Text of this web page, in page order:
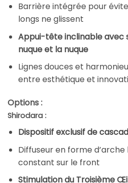
Barrière intégrée pour
longs ne glissent
Appui-tête inclinable avec
nuque et la nuque
Lignes douces et
entre esthétique et
Options :
Shirodara :
Dispositif exclusif de
Diffuseur en forme
constant sur le front
Stimulation du Troisième